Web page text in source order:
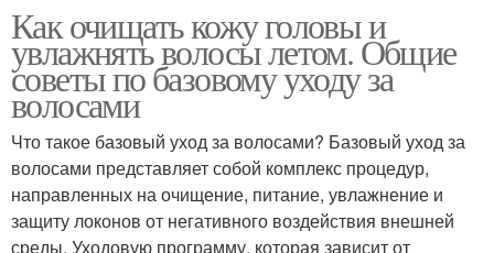
Как очищать кожу головы и
увлажнять волосы летом. Общие
советы по базовому уходу за
волосами
Что такое базовый уход за волосами? Базовый уход за
волосами представляет собой комплекс процедур,
направленных на очищение, питание, увлажнение и
защиту локонов от негативного воздействия внешней
среды. Уходовую программу, которая зависит от